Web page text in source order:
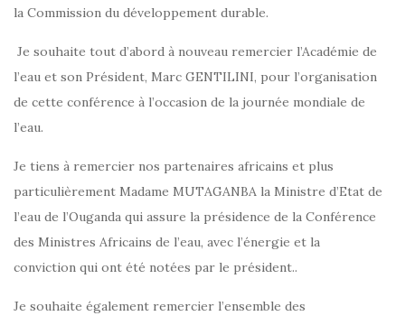
la Commission du développement durable.
Je souhaite tout d’abord à nouveau remercier l’Académie de
l’eau et son Président, Marc GENTILINI, pour l’organisation
de cette conférence à l’occasion de la journée mondiale de
l’eau.
Je tiens à remercier nos partenaires africains et plus
particulièrement Madame MUTAGANBA la Ministre d’Etat de
l’eau de l’Ouganda qui assure la présidence de la Conférence
des Ministres Africains de l’eau, avec l’énergie et la
conviction qui ont été notées par le président..
Je souhaite également remercier l’ensemble des